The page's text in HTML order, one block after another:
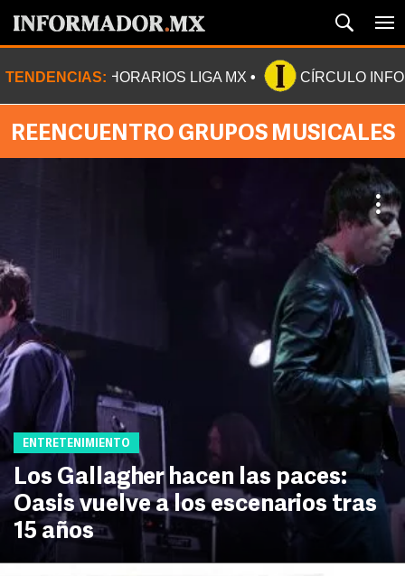
TENDENCIAS: HORARIOS LIGA MX CÍRCULO
REENCUENTRO GRUPOS MUSICALES
ENTRETENIMIENTO
Los Gallagher hacen las paces:
Oasis vuelve a los escenarios tras
15 años